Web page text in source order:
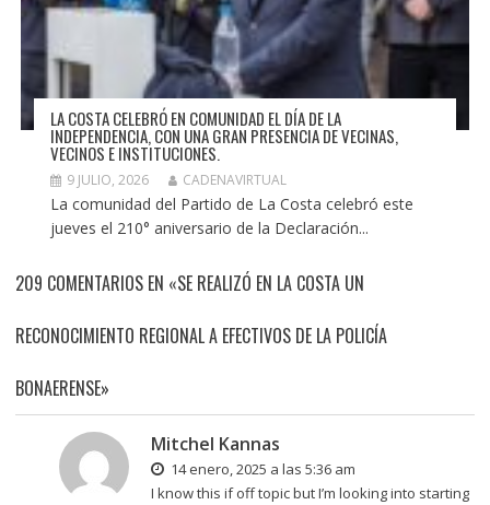
LA COSTA CELEBRÓ EN COMUNIDAD EL DÍA DE LA
INDEPENDENCIA, CON UNA GRAN PRESENCIA DE VECINAS,
VECINOS E INSTITUCIONES.
9 JULIO, 2026 CADENAVIRTUAL
La comunidad del Partido de La Costa celebró este
jueves el 210° aniversario de la Declaración...
209 COMENTARIOS EN «SE REALIZÓ EN LA COSTA UN
RECONOCIMIENTO REGIONAL A EFECTIVOS DE LA POLICÍA
BONAERENSE»
Mitchel Kannas
14 enero, 2025 a las 5:36 am
I know this if off topic but I’m looking into starting